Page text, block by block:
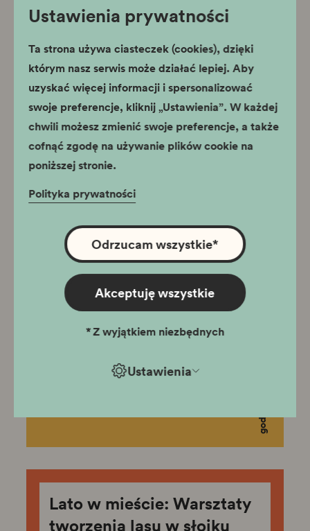
Ustawienia prywatności
Ta strona używa ciasteczek (cookies), dzięki
którym nasz serwis może działać lepiej. Aby
uzyskać więcej informacji i spersonalizować
swoje preferencje, kliknij „Ustawienia”. W każdej
chwili możesz zmienić swoje preferencje, a także
cofnąć zgodę na używanie plików cookie na
poniższej stronie.
Polityka prywatności
Ustawienia
Odrzucam wszystkie*
Akceptuję wszystkie
*Z wyjątkiem niezbędnych
26 grudnia Oddział czynny w godzinach 10:00 - 18:00
Lokalizacja
Rynek Główny 35, 31-011 Kraków
tel..+(48) 12 619-23-35
krzysztofory@muzeumkrakowa.pl
Przejdź do strony oddziału
Powiązane wydarzenia
Lato w mieście: Warsztaty
tworzenia obrazów z
chrobotka – leśne obrazy
godz. 17:00
Lato w mieście: Warsztaty
tworzenia lasu w słoiku